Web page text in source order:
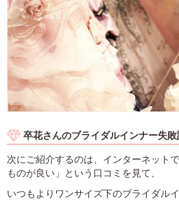
卒花さんのブライダルインナー失
次にご紹介するのは、インターネット
ものが良い」という口コミを見て、
いつもよりワンサイズ下のブライダル